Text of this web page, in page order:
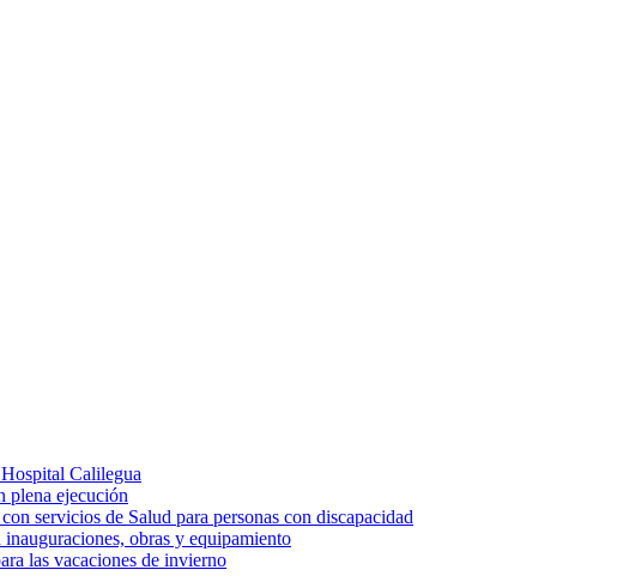
Calilegua
plena ejecución
servicios de Salud para personas con discapacidad
obras y equipamiento
las vacaciones de invierno